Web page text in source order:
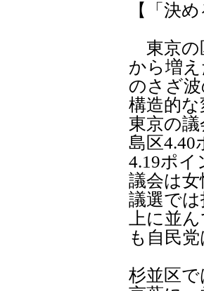
【「決
東京の
から増
のさざ
構造的
東京の
島区4.40
4.19ポイ
議会は
議選で
上に並
も自民
杉並区